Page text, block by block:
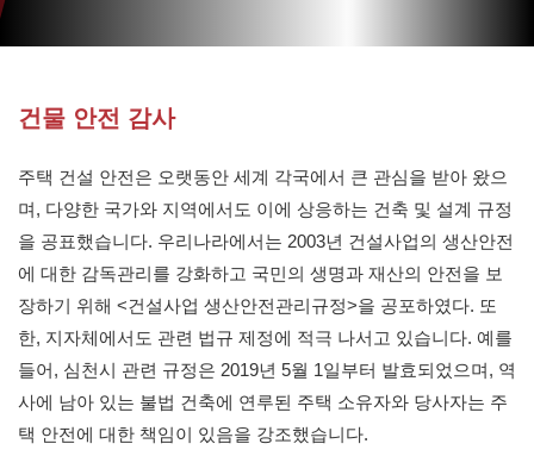
건물 안전 감사
주택 건설 안전은 오랫동안 세계 각국에서 큰 관심을 받아 왔으
며, 다양한 국가와 지역에서도 이에 상응하는 건축 및 설계 규정
을 공표했습니다. 우리나라에서는 2003년 건설사업의 생산안전
에 대한 감독관리를 강화하고 국민의 생명과 재산의 안전을 보
장하기 위해 <건설사업 생산안전관리규정>을 공포하였다. 또
한, 지자체에서도 관련 법규 제정에 적극 나서고 있습니다. 예를
들어, 심천시 관련 규정은 2019년 5월 1일부터 발효되었으며, 역
사에 남아 있는 불법 건축에 연루된 주택 소유자와 당사자는 주
택 안전에 대한 책임이 있음을 강조했습니다.